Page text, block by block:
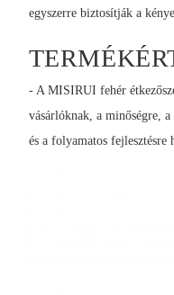
egyszerre biztosítják a
- A MISIRUI fehér
vásárlóknak, a minőségre,
és a folyamatos fejlesztésre